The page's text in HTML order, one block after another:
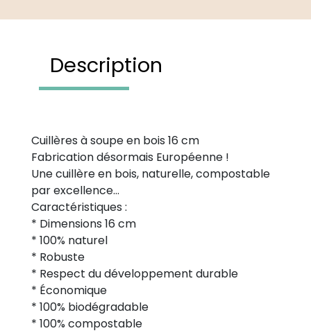
Description
Cuillères à soupe en bois 16 cm
Fabrication désormais Européenne !
Une cuillère en bois, naturelle, compostable
par excellence…
Caractéristiques :
* Dimensions 16 cm
* 100% naturel
* Robuste
* Respect du développement durable
* Économique
* 100% biodégradable
* 100% compostable